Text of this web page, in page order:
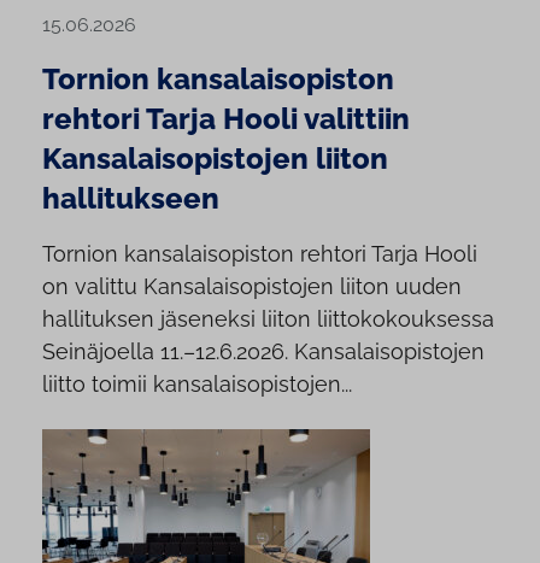
15.06.2026
Tornion kansalaisopiston
rehtori Tarja Hooli valittiin
Kansalaisopistojen liiton
hallitukseen
Tornion kansalaisopiston rehtori Tarja Hooli
on valittu Kansalaisopistojen liiton uuden
hallituksen jäseneksi liiton liittokokouksessa
Seinäjoella 11.–12.6.2026. Kansalaisopistojen
liitto toimii kansalaisopistojen...